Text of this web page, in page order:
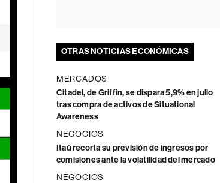
OTRAS NOTICIAS ECONÓMICAS
MERCADOS
Citadel, de Griffin, se dispara 5,9% en julio
tras compra de activos de Situational
Awareness
NEGOCIOS
Itaú recorta su previsión de ingresos por
comisiones ante la volatilidad del mercado
NEGOCIOS